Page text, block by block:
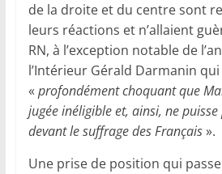
de la droite et du centre sont
leurs réactions et n’allaient
RN, à l’exception notable de
l’Intérieur Gérald Darmanin
« profondément choquant que
jugée inéligible et, ainsi, ne
devant le suffrage des Français».
Une prise de position qui